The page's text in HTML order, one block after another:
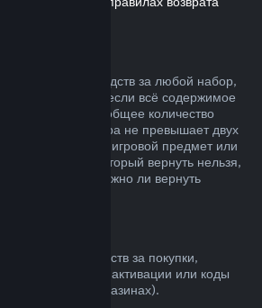
возврат средств за любой набор,
Steam, но только если всё содержимое
аккаунте и общее количество
товарами из набора не превышает двух
внутриигровой предмет или
средства за который вернуть нельзя,
вы узнаете, можно ли вернуть
возврат средств за покупки,
ключи активации или коды
в других магазинах).